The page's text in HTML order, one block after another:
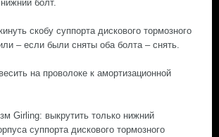
болт.
скобу суппорта дискового тормозного
– если были сняты оба болта – снять.
на проволоке к амортизационной
Girling: выкрутить только нижний
суппорта дискового тормозного